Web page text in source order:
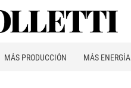
MÁS PRODUCCIÓN MÁS ENERGÍA